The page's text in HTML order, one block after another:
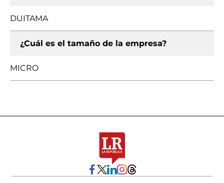
DUITAMA
¿Cuál es el tamaño de la empresa?
MICRO